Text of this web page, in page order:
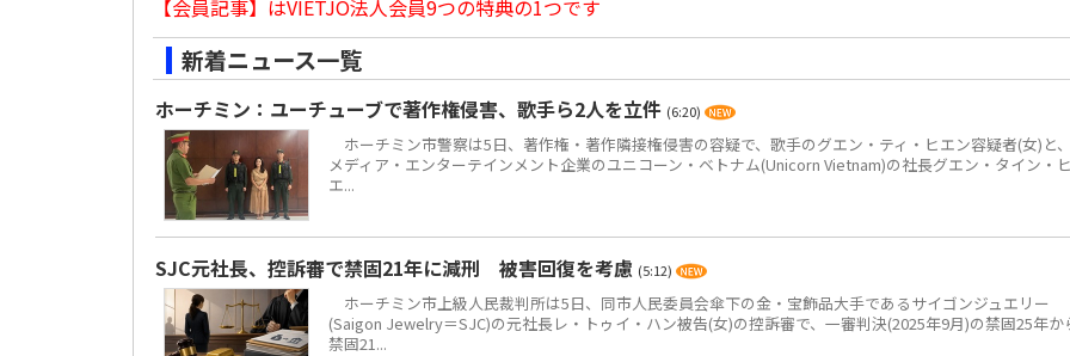
【会員記事】はVIETJO法人会員9つの特典の1つです
新着ニュース一覧
ホーチミン：ユーチューブで著作権侵害、歌手ら2人を立件 (6:20)
ホーチミン市警察は5日、著作権・著作隣接権侵害の容疑で、歌手のグエン・ティ・ヒエン容疑者(女)と、
メディア・エンターテインメント企業のユニコーン・ベトナム(Unicorn Vietnam)の社長グエン・タイン・ヒ
エ...
SJC元社長、控訴審で禁固21年に減刑 被害回復を考慮 (5:12)
ホーチミン市上級人民裁判所は5日、同市人民委員会傘下の金・宝飾品大手であるサイゴンジュエリー
(Saigon Jewelry＝SJC)の元社長レ・トゥイ・ハン被告(女)の控訴審で、一審判決(2025年9月)の禁固25年か
禁固21...